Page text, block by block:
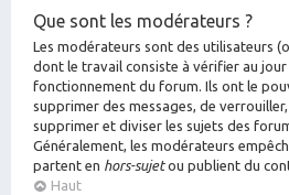
Que sont les modérateurs ?
Les modérateurs sont des utilisateurs
dont le travail consiste à vérifier au jour
fonctionnement du forum. Ils ont le
supprimer des messages, de
supprimer et diviser les sujets des
Généralement, les modérateurs
partent en hors-sujetou publient du
Haut